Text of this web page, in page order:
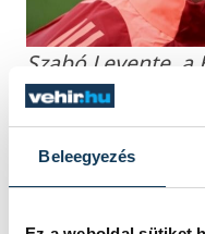
Beleegyezés
Szabó Levente,
Ligája-
labdarúgó-
2024. november
Szilárd